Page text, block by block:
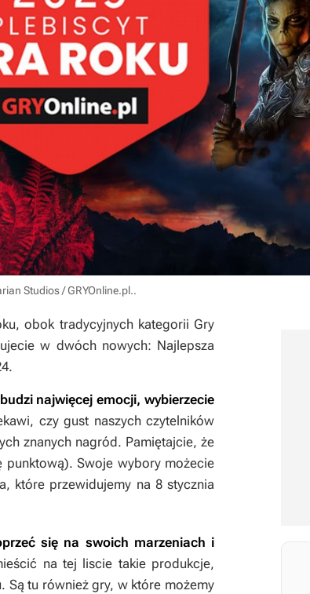
Studios / GRYOnline.pl..
obok tradycyjnych kategorii Gry
w dwóch nowych: Najlepsza
najwięcej emocji, wybierzecie
czy gust naszych czytelników
znanych nagród. Pamiętajcie, że
punktową). Swoje wybory możecie
które przewidujemy na 8 stycznia
się na swoich marzeniach i
na tej liscie takie produkcje,
Są tu również gry, w które możemy